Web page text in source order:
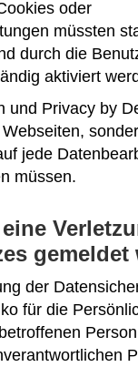
oder
müssten
durch die
aktiviert
und Privacy by
jede
müssen.
gemeldet
der
für die